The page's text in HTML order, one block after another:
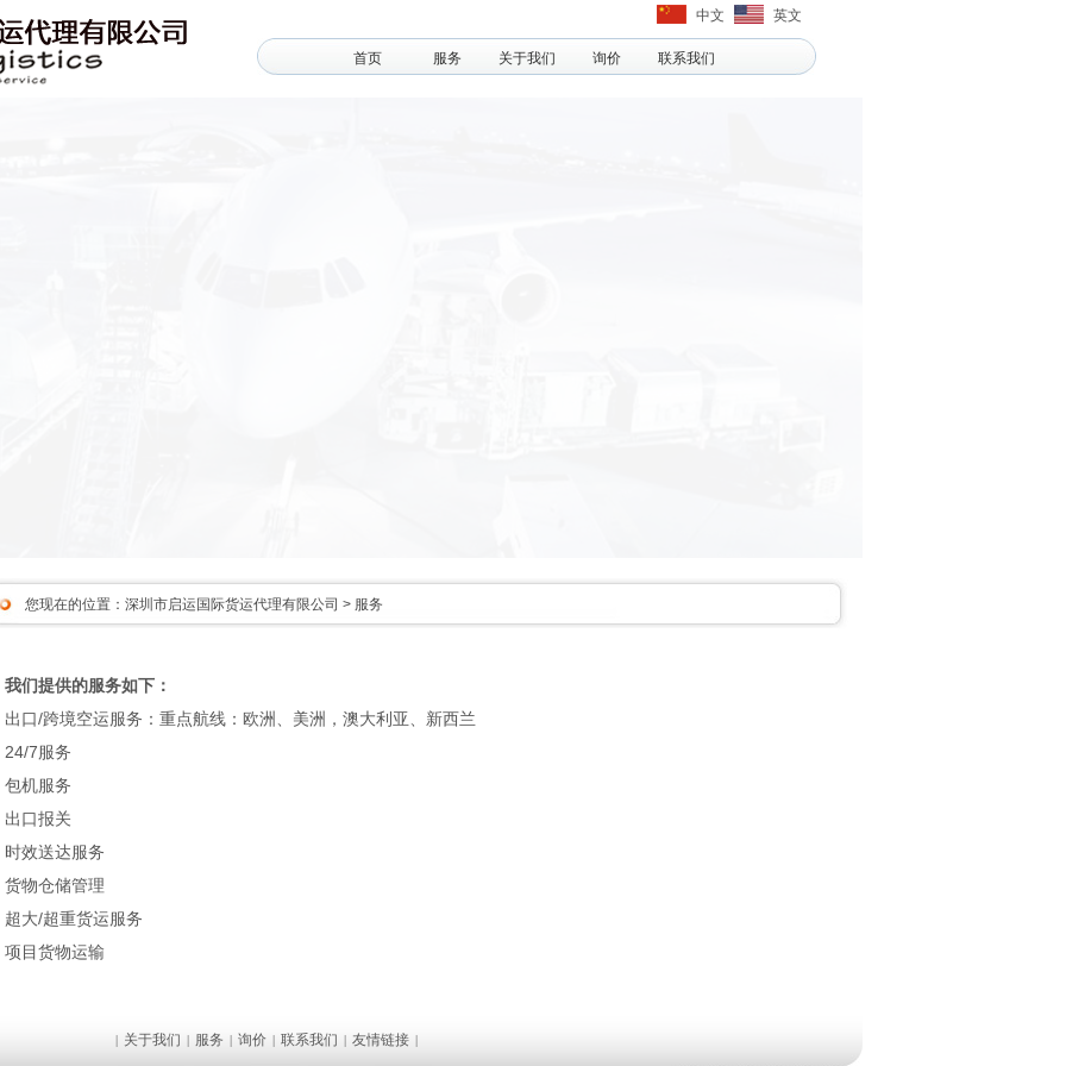
首页 服务 关于我们 询价 联系我们
中文 英文
我们提供的服务如下：
出口/跨境空运服务：重点航线：欧洲、美洲，澳大利亚、新西兰
24/7服务
包机服务
出口报关
时效送达服务
货物仓储管理
超大/超重货运服务
项目货物运输
您现在的位置： 深圳市启运国际货运代理有限公司 > 服务
| 关于我们 | 服务 | 询价 | 联系我们 | 友情链接 |